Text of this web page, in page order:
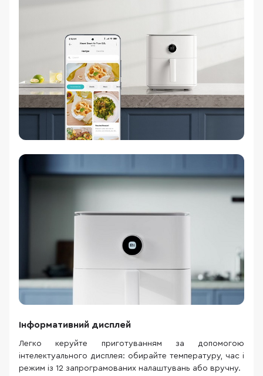
Інформативний дисплей
Легко керуйте приготуванням за допомогою
інтелектуального дисплея: обирайте температуру, час і
режим із 12 запрограмованих налаштувань або вручну.